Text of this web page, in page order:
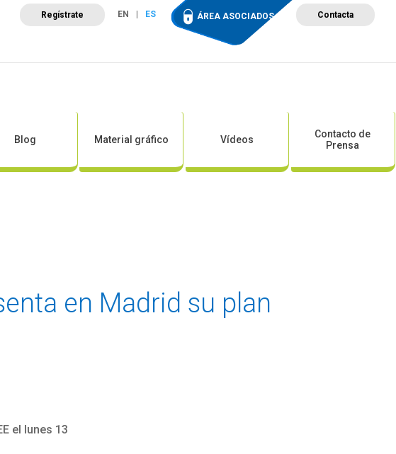
Regístrate EN ES ÁREA ASOCIADOS Contacta
Campus de Formación
Blog Material gráfico Vídeos
Contacto de
Prensa
en Madrid su plan
el lunes 13